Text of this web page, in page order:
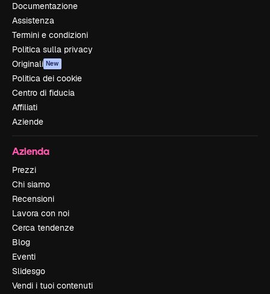
Documentazione
Assistenza
Termini e condizioni
Politica sulla privacy
Originali New
Politica dei cookie
Centro di fiducia
Affiliati
Aziende
Azienda
Prezzi
Chi siamo
Recensioni
Lavora con noi
Cerca tendenze
Blog
Eventi
Slidesgo
Vendi i tuoi contenuti